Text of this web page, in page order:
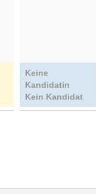
Keine
Kandidatin
Kein Kandidat